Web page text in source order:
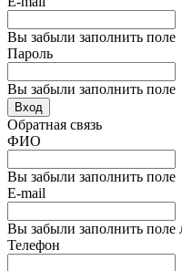
Вы забыли заполнить поле
Пароль
Вы забыли заполнить поле
Вход
Обратная связь
ФИО
Вы забыли заполнить поле
E-mail
Вы забыли заполнить
Телефон